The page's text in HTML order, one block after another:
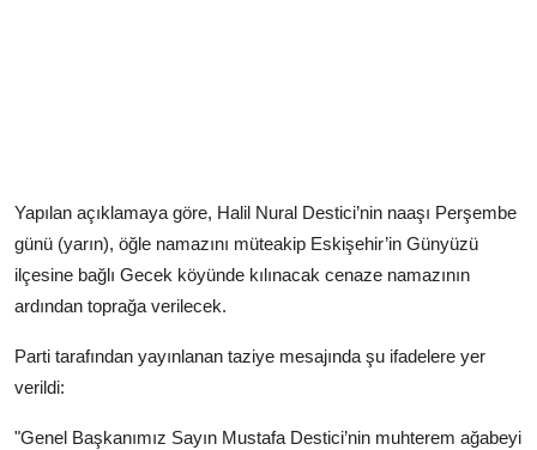
Yapılan açıklamaya göre, Halil Nural Destici’nin naaşı Perşembe
günü (yarın), öğle namazını müteakip Eskişehir’in Günyüzü
ilçesine bağlı Gecek köyünde kılınacak cenaze namazının
ardından toprağa verilecek.
Parti tarafından yayınlanan taziye mesajında şu ifadelere yer
verildi:
"Genel Başkanımız Sayın Mustafa Destici’nin muhterem ağabeyi